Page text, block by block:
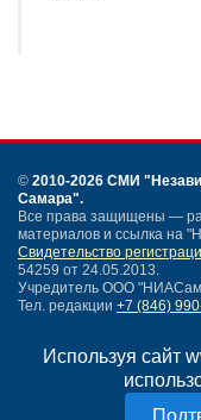
Используя сайт
© 2010-2026 СМИ
Самара".
Все права защищены —
материалов и ссылка на
Свидетельство
54259 от 24.05.2013.
Учредитель ООО
Тел. редакции +7 (846)
Карта сайта
Нашли ошибку?
Политика